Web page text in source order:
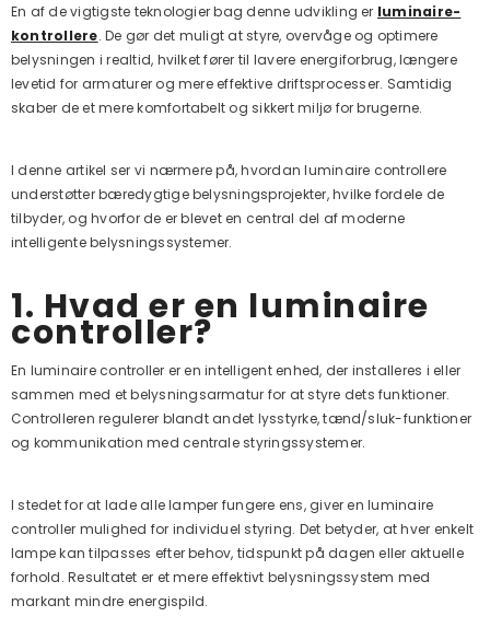
En af de vigtigste teknologier bag denne udvikling er luminaire-
kontrollere. De gør det muligt at styre, overvåge og optimere
belysningen i realtid, hvilket fører til lavere energiforbrug, længere
levetid for armaturer og mere effektive driftsprocesser. Samtidig
skaber de et mere komfortabelt og sikkert miljø for brugerne.
I denne artikel ser vi nærmere på, hvordan luminaire controllere
understøtter bæredygtige belysningsprojekter, hvilke fordele de
tilbyder, og hvorfor de er blevet en central del af moderne
intelligente belysningssystemer.
1. Hvad er en luminaire
controller?
En luminaire controller er en intelligent enhed, der installeres i eller
sammen med et belysningsarmatur for at styre dets funktioner.
Controlleren regulerer blandt andet lysstyrke, tænd/sluk-funktioner
og kommunikation med centrale styringssystemer.
I stedet for at lade alle lamper fungere ens, giver en luminaire
controller mulighed for individuel styring. Det betyder, at hver enkelt
lampe kan tilpasses efter behov, tidspunkt på dagen eller aktuelle
forhold. Resultatet er et mere effektivt belysningssystem med
markant mindre energispild.